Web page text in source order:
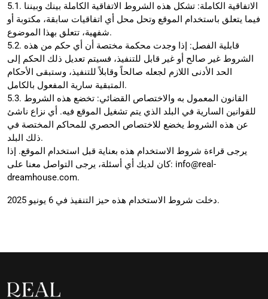
5.1. الاتفاقية الكاملة: تشكل هذه الشروط الاتفاقية الكاملة بينك وبيننا
فيما يتعلق باستخدام الموقع وتحل محل أي اتفاقيات سابقة، مكتوبة أو
شفهية، تتعلق بهذا الموضوع.
5.2. قابلية الفصل: إذا وجدت محكمة مختصة أن أي حكم من هذه
الشروط غير صالح أو غير قابل للتنفيذ، فسيتم تعديل ذلك الحكم إلى
الحد الأدنى اللازم لجعله صالحاً وقابلاً للتنفيذ، وستبقى الأحكام
المتبقية سارية المفعول بالكامل.
5.3. القانون المعمول به والاختصاص القضائي: تخضع هذه الشروط
للقوانين السارية في البلد الذي يتم تشغيل الموقع فيه. أي نزاع ناشئ
عن هذه الشروط يخضع للاختصاص الحصري للمحاكم المختصة في
ذلك البلد.
يرجى قراءة شروط الاستخدام هذه بعناية قبل استخدام الموقع. إذا
كان لديك أي أسئلة، يرجى التواصل معنا على: info@real-
dreamhouse.com.
دخلت شروط الاستخدام هذه حيز التنفيذ في 6 يونيو 2025.